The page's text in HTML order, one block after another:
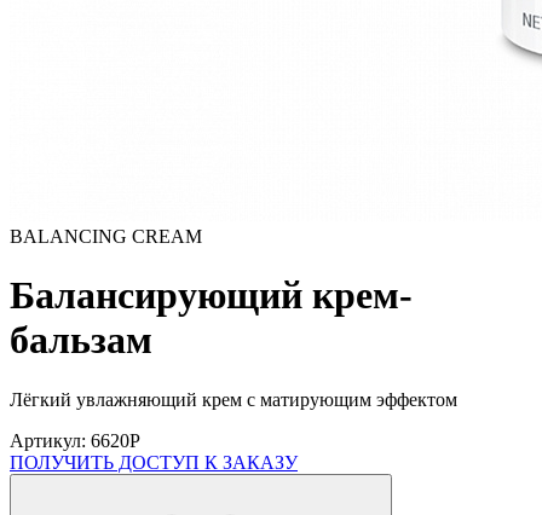
BALANCING CREAM
Балансирующий крем-
бальзам
Лёгкий увлажняющий крем с матирующим эффектом
Артикул: 6620P
ПОЛУЧИТЬ ДОСТУП К ЗАКАЗУ